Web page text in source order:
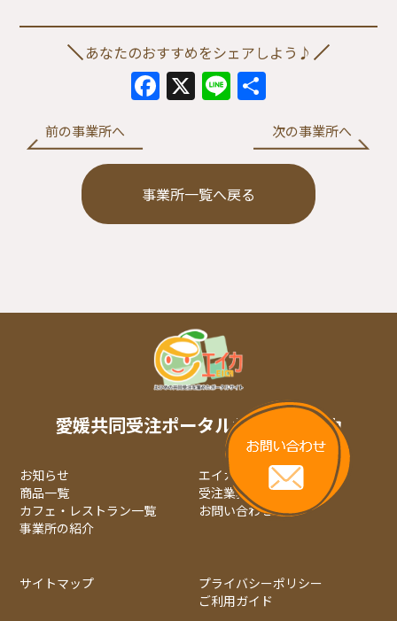
あなたのおすすめをシェアしよう♪
Facebook
X Line
有
前の事業所へ 次の事業所へ
事業所一覧へ戻る
愛媛共同受注ポータルサイト エイカ
お知らせ
商品一覧
カフェ・レストラン一覧
事業所の紹介
エイカについて
受注業務について
お問い合わせ
サイトマップ
プライバシーポリシー
ご利用ガイド